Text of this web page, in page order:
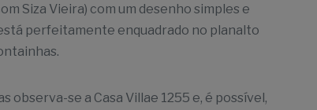
Siza Vieira) com um desenho simples e
perfeitamente enquadrado no planalto
observa-se a Casa Villae 1255 e, é possível,